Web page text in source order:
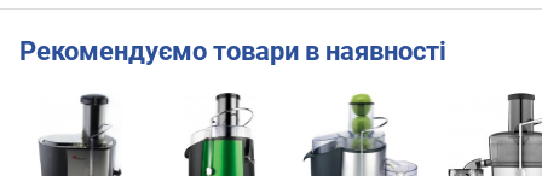
Рекомендуємо товари в наявності